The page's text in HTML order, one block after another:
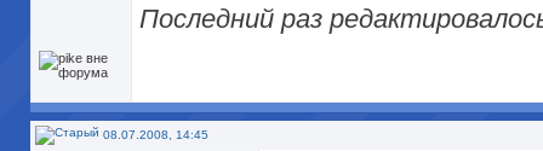
Последний раз
08.07.2008, 14:45